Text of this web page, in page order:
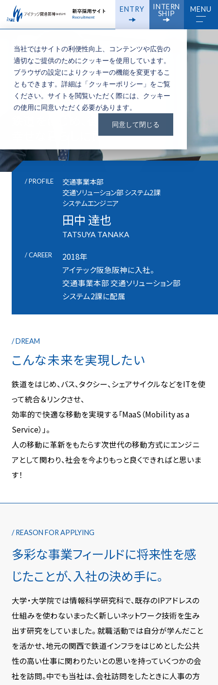
当社ではサイトの利便性向上、コンテンツや広告の
適切なご提供のためにクッキーを使用しています。
ブラウザの設定によりクッキーの機能を変更するこ
ともできます。詳細は「クッキーポリシー 」をご覧
ください。サイトを閲覧いただく際には、クッキー
の使用に同意いただく必要があります。
同意して閉じる
MENU
INTERN
SHIP
ENTRY
最先端の技術を極め
鉄道をはじめ、街や人の
幸せな暮らしに貢献する。
/ PROFILE
交通事業本部
交通ソリューション部 システム2課
システムエンジニア
田中 達也
TATSUYA TANAKA
/ CAREER
2018年
アイテック阪急阪神に入社。
交通事業本部 交通ソリューション部
システム2課に配属
/ DREAM
こんな未来を実現したい
鉄道をはじめ、バス、タクシー、シェアサイクルなどをITを使
って統合＆リンクさせ、
効率的で快適な移動を実現する「MaaS（Mobility as a
Service）」。
人の移動に革新をもたらす次世代の移動方式にエンジニ
アとして関わり、社会を今よりもっと良くできればと思いま
す！
/ REASON FOR APPLYING
多彩な事業フィールドに将来性を感
じたことが、入社の決め手に。
大学・大学院では情報科学研究科で、既存のIPアドレスの
仕組みを使わないまったく新しいネットワーク技術を生み
出す研究をしていました。 就職活動では自分が学んだこと
を活かせ、地元の関西で鉄道インフラをはじめとした公共
性の高い仕事に関わりたいとの思いを持っていくつかの会
社を訪問。中でも当社は、会社訪問をしたときに人事の方